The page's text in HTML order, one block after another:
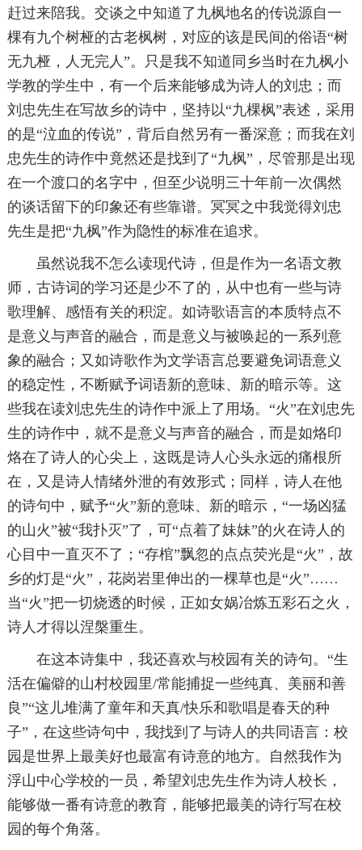
赶过来陪我。交谈之中知道了九枫地名的传说源自一
棵有九个树桠的古老枫树，对应的该是民间的俗语“树
无九桠，人无完人”。只是我不知道同乡当时在九枫小
学教的学生中，有一个后来能够成为诗人的刘忠；而
刘忠先生在写故乡的诗中，坚持以“九棵枫”表述，采用
的是“泣血的传说”，背后自然另有一番深意；而我在刘
忠先生的诗作中竟然还是找到了“九枫”，尽管那是出现
在一个渡口的名字中，但至少说明三十年前一次偶然
的谈话留下的印象还有些靠谱。冥冥之中我觉得刘忠
先生是把“九枫”作为隐性的标准在追求。
虽然说我不怎么读现代诗，但是作为一名语文教
师，古诗词的学习还是少不了的，从中也有一些与诗
歌理解、感悟有关的积淀。如诗歌语言的本质特点不
是意义与声音的融合，而是意义与被唤起的一系列意
象的融合；又如诗歌作为文学语言总要避免词语意义
的稳定性，不断赋予词语新的意味、新的暗示等。这
些我在读刘忠先生的诗作中派上了用场。“火”在刘忠先
生的诗作中，就不是意义与声音的融合，而是如烙印
烙在了诗人的心尖上，这既是诗人心头永远的痛根所
在，又是诗人情绪外泄的有效形式；同样，诗人在他
的诗句中，赋予“火”新的意味、新的暗示，“一场凶猛
的山火”被“我扑灭”了，可“点着了妹妹”的火在诗人的
心目中一直灭不了；“存棺”飘忽的点点荧光是“火”，故
乡的灯是“火”，花岗岩里伸出的一棵草也是“火”……
当“火”把一切烧透的时候，正如女娲冶炼五彩石之火，
诗人才得以涅槃重生。
在这本诗集中，我还喜欢与校园有关的诗句。“生
活在偏僻的山村校园里/常能捕捉一些纯真、美丽和善
良”“这儿堆满了童年和天真/快乐和歌唱是春天的种
子”，在这些诗句中，我找到了与诗人的共同语言：校
园是世界上最美好也最富有诗意的地方。自然我作为
浮山中心学校的一员，希望刘忠先生作为诗人校长，
能够做一番有诗意的教育，能够把最美的诗行写在校
园的每个角落。